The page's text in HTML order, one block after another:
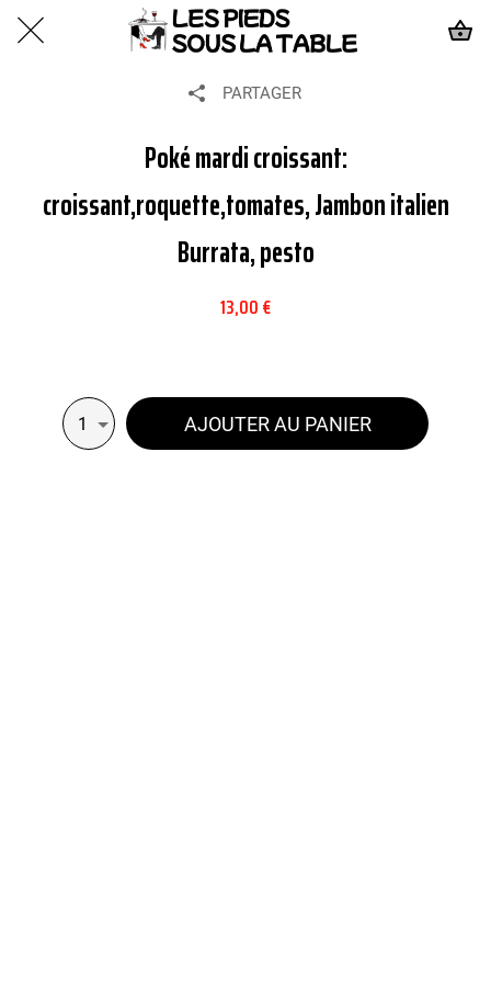
PARTAGER
Poké mardi croissant:
croissant,roquette,tomates, Jambon italien
Burrata, pesto
13,00 €
1 AJOUTER AU PANIER